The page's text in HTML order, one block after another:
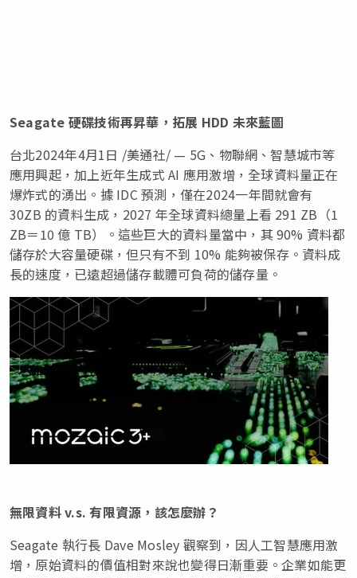
Seagate 硬碟技術再昇華，拓展 HDD 未來藍圖
台北2024年4月1日 /美通社/ — 5G、物聯網、智慧城市等
應用興起，加上近年生成式 AI 應用激增，全球資料量正在
爆炸式的湧出。據 IDC 預測，僅在2024一年間就會有
30ZB 的資料生成，2027 年全球資料總量上看 291 ZB（1
ZB＝10 億 TB）。這些巨大的資料量當中，其 90% 資料都
儲存於大容量硬碟，但只有不到 10% 能夠被保存。資料成
長的速度，已遠超過儲存載體可負荷的儲存量。
無限資料v.s. 有限資源，該怎麼辦？
Seagate 執行長 Dave Mosley 觀察到，因人工智慧應用激
增，原始資料的價值相對來說也變得日漸重要。企業如能更